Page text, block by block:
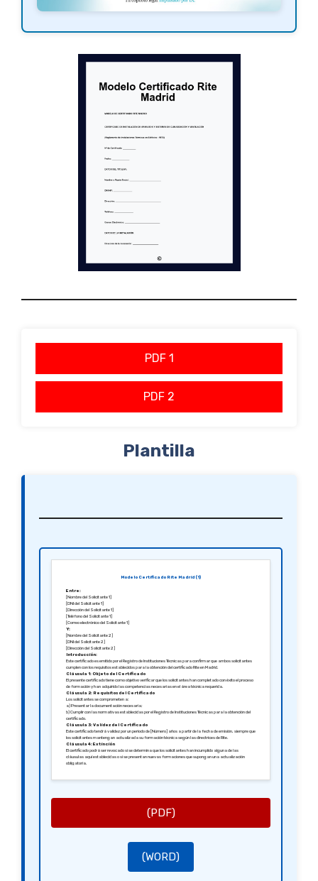
PDF 1
PDF 2
Plantilla
Modelo Certificado Rite Madrid (1)
Entre:
[Nombre del Solicitante 1]
[DNI del Solicitante 1]
[Dirección del Solicitante 1]
[Teléfono del Solicitante 1]
[Correo electrónico del Solicitante 1]
Y:
[Nombre del Solicitante 2]
[DNI del Solicitante 2]
[Dirección del Solicitante 2]
Introducción:
Este certificado es emitido por el Registro de Instituciones Técnicas para confirmar que ambos solicitantes
cumplen con los requisitos establecidos para la obtención del certificado Rite en Madrid.
Cláusula 1: Objeto del Certificado
El presente certificado tiene como objetivo verificar que los solicitantes han completado con éxito el proceso
de formación y han adquirido las competencias necesarias en el área técnica requerida.
Cláusula 2: Requisitos del Certificado
Los solicitantes se comprometen a:
a) Presentar la documentación necesaria;
b) Cumplir con las normativas establecidas por el Registro de Instituciones Técnicas para la obtención del
certificado.
Cláusula 3: Validez del Certificado
Este certificado tendrá validez por un periodo de [Número] años a partir de la fecha de emisión, siempre que
los solicitantes mantengan actualizada su formación técnica según las directrices de Rite.
Cláusula 4: Extinción
El certificado podrá ser revocado si se determina que los solicitantes han incumplido alguna de las
cláusulas aquí establecidas o si se presentan nuevas formaciones que supongan una actualización
obligatoria.
(PDF)
(WORD)